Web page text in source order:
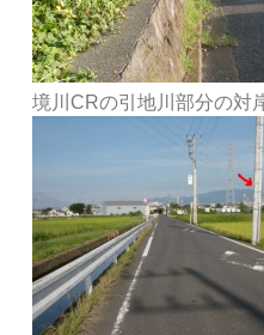
境川CRの引地川部分の対